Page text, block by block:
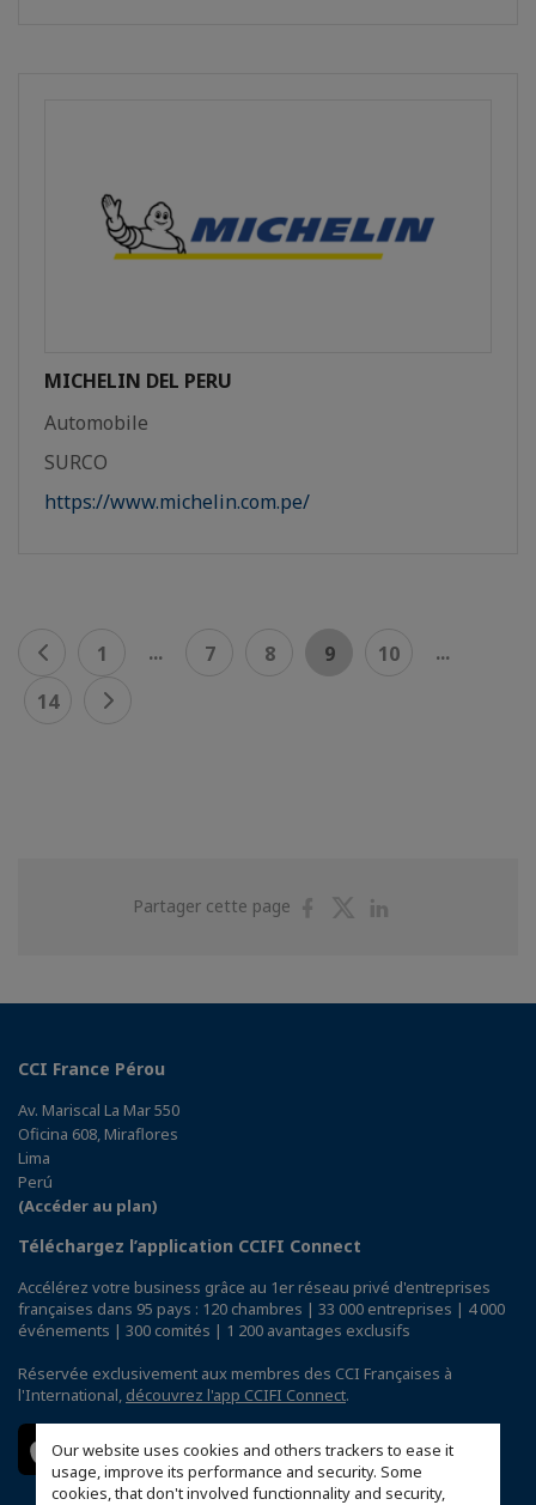
Our website uses cookies and others trackers to ease it
usage, improve its performance and security. Some
cookies, that don't involved functionnality and security,
MICHELIN DEL PERU
Automobile
SURCO
https://www.michelin.com.pe/
1 ... 7 8 9 10
...
14
Partager cette page
PartagerPartager
CCI France Pérou
Av. Mariscal La Mar 550
Oficina 608, Miraflores
Lima
Perú
(Accéder au plan)
Téléchargez l’application CCIFI Connect
Accélérez votre business grâce au 1er réseau privé d'entreprises
françaises dans 95 pays : 120 chambres | 33 000 entreprises | 4 000
événements | 300 comités | 1 200 avantages exclusifs
Réservée exclusivement aux membres des CCI Françaises à
l'International, découvrez l'app CCIFI Connect.